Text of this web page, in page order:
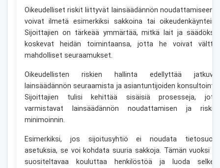
Oikeudelliset riskit liittyvät lainsäädännön noudattamiseen
voivat ilmetä esimerkiksi sakkoina tai
Sijoittajien on tärkeää ymmärtää, mitkä lait ja
koskevat heidän toimintaansa, jotta he voivat
mahdolliset seuraamukset.
Oikeudellisten riskien hallinta edellyttää
lainsäädännön seuraamista ja asiantuntijoiden
Sijoittajien tulisi kehittää sisäisiä prosesseja,
varmistavat lainsäädännön noudattamisen ja
minimoinnin.
Esimerkiksi, jos sijoitusyhtiö ei noudata
asetuksia, se voi kohdata suuria sakkoja. Tämän vuoksi
suositeltavaa kouluttaa henkilöstöä ja luoda